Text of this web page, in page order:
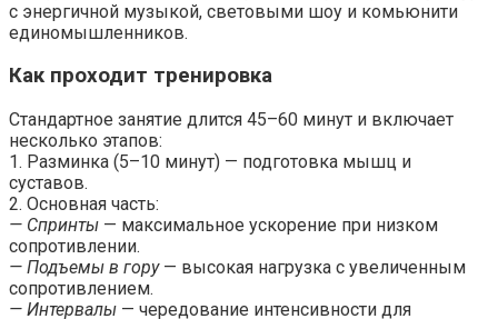
с энергичной музыкой, световыми шоу и комьюнити
единомышленников.
Как проходит тренировка
Стандартное занятие длится 45–60 минут и включает
несколько этапов:
1. Разминка (5–10 минут) — подготовка мышц и
суставов.
2. Основная часть:
— Спринты — максимальное ускорение при низком
сопротивлении.
— Подъемы в гору— высокая нагрузка с увеличенным
сопротивлением.
— Интервалы — чередование интенсивности для